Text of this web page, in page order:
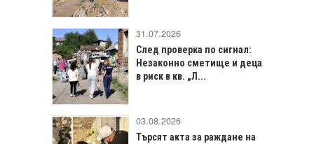
31.07.2026
След проверка по сигнал:
Незаконно сметище и деца
в риск в кв. „Л...
03.08.2026
Търсят акта за раждане на